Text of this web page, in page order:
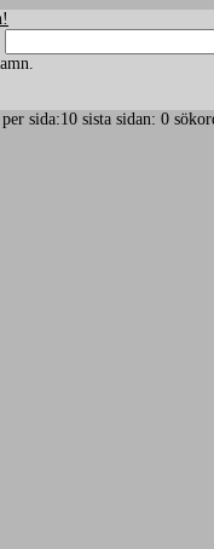
sida:10 sista sidan: 0